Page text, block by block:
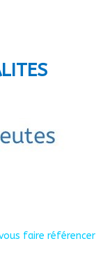
faire référencer